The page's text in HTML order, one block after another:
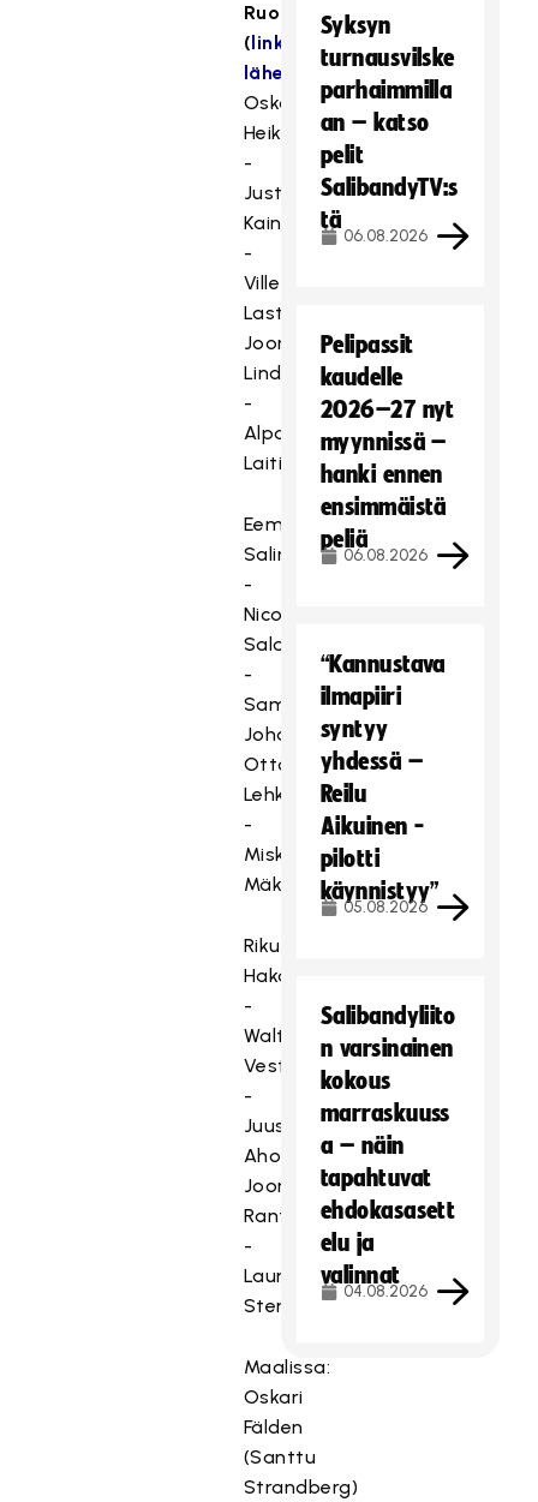
Ruotsi
(linkki
lähetykseen)
Oskari
Heikkilä
-
Justus
Kainulainen
-
Ville
Lastikka
Joonatan
Lindholm
-
Alpo
Laitila
Eemeli
Salin
-
Nico
Salo
-
Sami
Johansson
Otto
Lehkosuo
-
Miska
Mäkinen
Riku
Hakanen
-
Waltteri
Vesterinen
-
Juuso
Ahola
Joona
Rantala
-
Lauri
Stenfors
Maalissa:
Oskari
Fälden
(Santtu
Strandberg)
Syksyn
turnausvilske
parhaimmilla
an – katso
pelit
SalibandyTV:s
tä
06.08.2026
Pelipassit
kaudelle
2026–27 nyt
myynnissä –
hanki ennen
ensimmäistä
peliä
06.08.2026
“Kannustava
ilmapiiri
syntyy
yhdessä –
Reilu
Aikuinen -
pilotti
käynnistyy”
05.08.2026
Salibandyliito
n varsinainen
kokous
marraskuuss
a – näin
tapahtuvat
ehdokasasett
elu ja
valinnat
04.08.2026